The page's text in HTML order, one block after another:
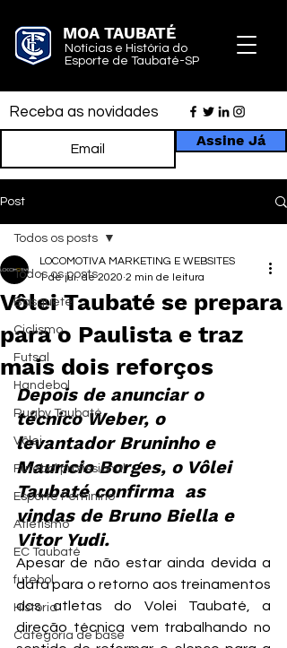
MOA TAUBATÉ
Notícias e História do
Esporte de Taubaté-SP
Receba as novidades
Assine Já
Post
Todos os posts
Basquete
Ciclismo
Futsal
Handebol
Rugby Taubaté
Vôlei
Futebol profissional
Esporte Feminino
Atletismo
EC Taubaté
futebol
História
Categoria de base
Todos os posts
Vôlei Taubaté se prepara
para o Paulista e traz
mais dois reforços
LOCOMOTIVA MARKETING E WEBSITES
1 de jul. de 2020 2 min de leitura
Depois de anunciar o
técnico Weber, o
levantador Bruninho e
Mauricio Borges, o Vôlei
Taubaté confirma  as
vindas de Bruno Biella e
Vitor Yudi.
Apesar de não estar ainda devida a
data para o retorno aos treinamentos
dos atletas do Volei Taubaté, a
direção técnica vem trabalhando no